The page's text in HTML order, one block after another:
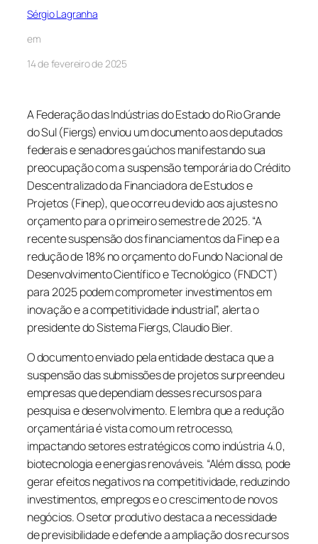
Sérgio Lagranha
em
14 de fevereiro de 2025
A Federação das Indústrias do Estado do Rio Grande
do Sul (Fiergs) enviou um documento aos deputados
federais e senadores gaúchos manifestando sua
preocupação com a suspensão temporária do Crédito
Descentralizado da Financiadora de Estudos e
Projetos (Finep), que ocorreu devido aos ajustes no
orçamento para o primeiro semestre de 2025. “A
recente suspensão dos financiamentos da Finep e a
redução de 18% no orçamento do Fundo Nacional de
Desenvolvimento Científico e Tecnológico (FNDCT)
para 2025 podem comprometer investimentos em
inovação e a competitividade industrial”, alerta o
presidente do Sistema Fiergs, Claudio Bier.
O documento enviado pela entidade destaca que a
suspensão das submissões de projetos surpreendeu
empresas que dependiam desses recursos para
pesquisa e desenvolvimento. E lembra que a redução
orçamentária é vista como um retrocesso,
impactando setores estratégicos como indústria 4.0,
biotecnologia e energias renováveis. “Além disso, pode
gerar efeitos negativos na competitividade, reduzindo
investimentos, empregos e o crescimento de novos
negócios. O setor produtivo destaca a necessidade
de previsibilidade e defende a ampliação dos recursos